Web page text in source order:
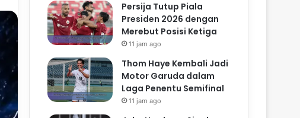
Persija Tutup Piala
Presiden 2026 dengan
Merebut Posisi Ketiga
11 jam ago
Thom Haye Kembali Jadi
Motor Garuda dalam
Laga Penentu Semifinal
11 jam ago